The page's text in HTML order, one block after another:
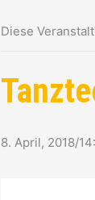
Diese
8. April, 2018/